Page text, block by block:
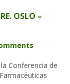
OSLO –
Conferencia de